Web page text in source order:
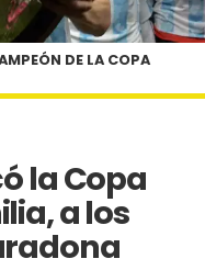
la Copa
a los
DE LA COPA